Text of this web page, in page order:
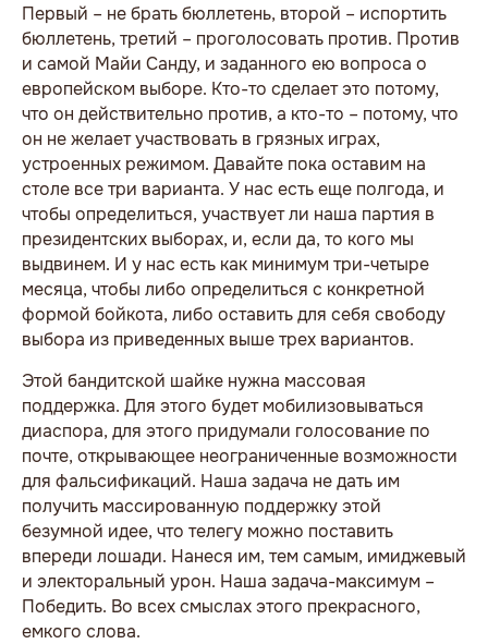
Первый – не брать бюллетень, второй – испортить
бюллетень, третий – проголосовать против. Против
и самой Майи Санду, и заданного ею вопроса о
европейском выборе. Кто-то сделает это потому,
что он действительно против, а кто-то – потому, что
он не желает участвовать в грязных играх,
устроенных режимом. Давайте пока оставим на
столе все три варианта. У нас есть еще полгода, и
чтобы определиться, участвует ли наша партия в
президентских выборах, и, если да, то кого мы
выдвинем. И у нас есть как минимум три-четыре
месяца, чтобы либо определиться с конкретной
формой бойкота, либо оставить для себя свободу
выбора из приведенных выше трех вариантов.
Этой бандитской шайке нужна массовая
поддержка. Для этого будет мобилизовываться
диаспора, для этого придумали голосование по
почте, открывающее неограниченные возможности
для фальсификаций. Наша задача не дать им
получить массированную поддержку этой
безумной идее, что телегу можно поставить
впереди лошади. Нанеся им, тем самым, имиджевый
и электоральный урон. Наша задача-максимум –
Победить. Во всех смыслах этого прекрасного,
емкого слова.